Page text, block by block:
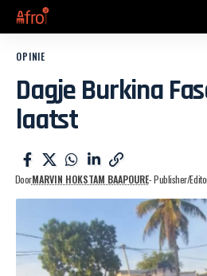
OPINIE
Dagje Burkina
laatst
DoorMARVIN HOKSTAM BAAPOURE- Publisher/